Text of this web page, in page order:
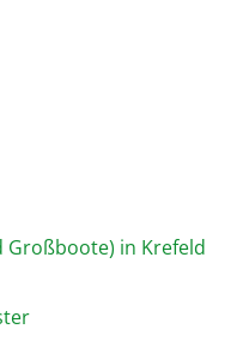
Großboote) in Krefeld